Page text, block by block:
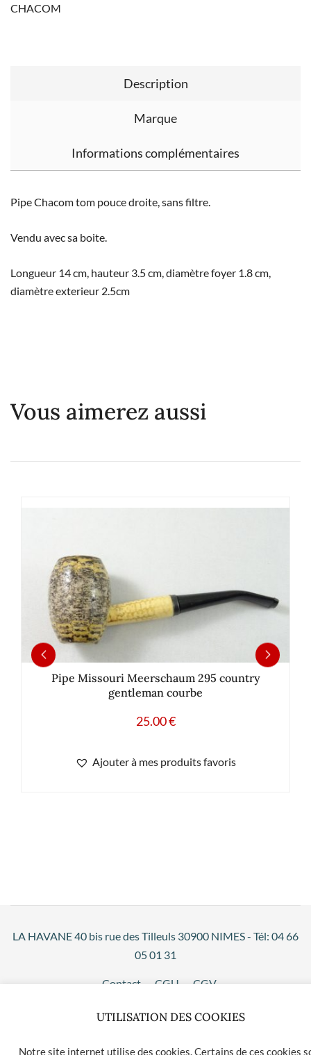
CHACOM
Description
Marque
Informations complémentaires
Pipe Chacom tom pouce droite, sans filtre.
Vendu avec sa boite.
Longueur 14 cm, hauteur 3.5 cm, diamètre foyer 1.8 cm,
diamètre exterieur 2.5cm
Vous aimerez aussi
Pipe Missouri Meerschaum 295 country
gentleman courbe
25.00€
Ajouter à mes produits favoris
LA HAVANE 40 bis rue des Tilleuls 30900 NIMES - Tél: 04 66
05 01 31
Contact CGU CGV
UTILISATION DES COOKIES
Notre site internet utilise des cookies. Certains de ces cookies